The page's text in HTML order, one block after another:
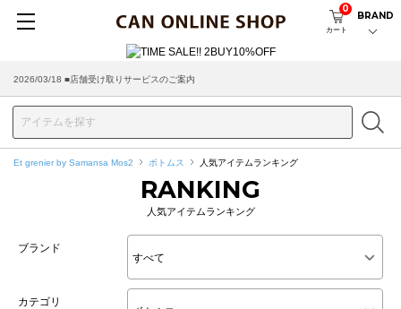
カート
0
BRAND
2026/03/18 ■店舗受け取りサービスのご案内
Et grenier by Samansa Mos2 ボトムス 人気アイテムランキング
RANKING
人気アイテムランキング
ブランド
カテゴリ